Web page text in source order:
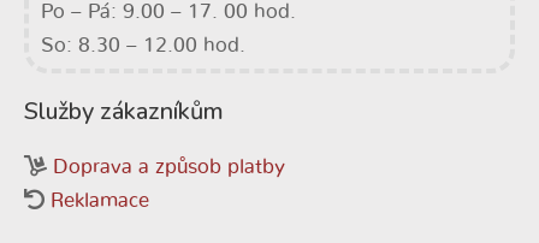
Po – Pá: 9.00 – 17. 00 hod.
So: 8.30 – 12.00 hod.
Služby zákazníkům
Doprava a způsob platby
Reklamace